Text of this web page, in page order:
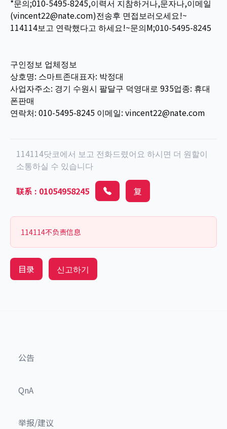
*문의;010-5495-8245,이력서 지참하거나,문자나,이메일
(vincent22@nate.com)전송후 면접보러오세요!~
114114보고 연락했다고 하세요!~문의M;010-5495-8245
구인정보 업체정보
상호명: 스마트존대표자: 박정대
사업자주소: 경기 수원시 팔달구 덕영대로 935업종: 휴대
폰판매
연락처: 010-5495-8245 이메일: vincent22@nate.com
114114닷코에서 보고 전화드렸어요 하시면 더 원할이
소통하실 수 있습니다
联系 : 01054958245 复
114114不负责信息
目录 신고하기
公告
QnA
举报/建议